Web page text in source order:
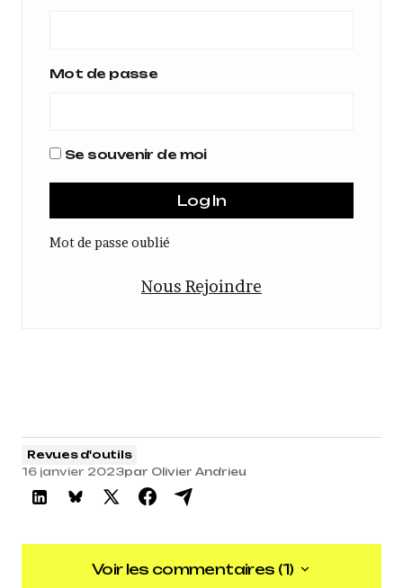
Mot de passe
Se souvenir de moi
Mot de passe oublié
Nous Rejoindre
Revues d'outils
16 janvier 2023par Olivier Andrieu
Voir les commentaires (1)